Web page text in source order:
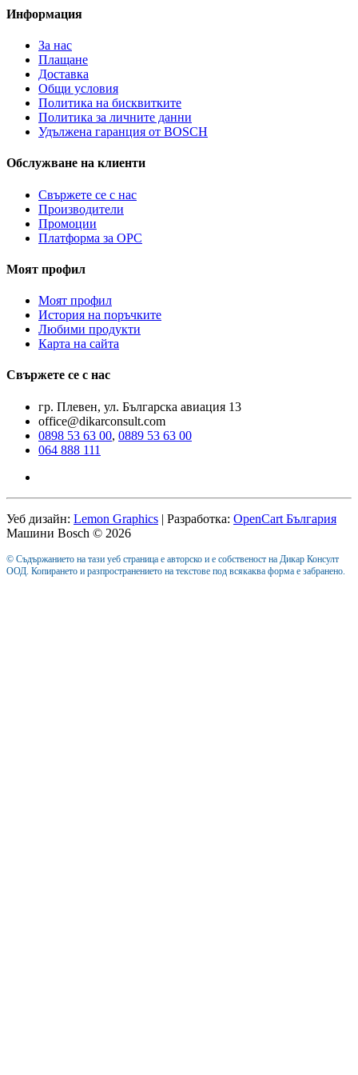
Информация
За нас
Плащане
Доставка
Общи условия
Политика на бисквитките
Политика за личните данни
Удължена гаранция от BOSCH
Обслужване на клиенти
Свържете се с нас
Производители
Промоции
Платформа за ОРС
Моят профил
Моят профил
История на поръчките
Любими продукти
Карта на сайта
Свържете се с нас
гр. Плевен, ул. Българска авиация 13
office@dikarconsult.com
0898 53 63 00, 0889 53 63 00
064 888 111
Уеб дизайн: Lemon Graphics | Разработка: OpenCart България
Машини Bosch © 2026
© Съдържанието на тази уеб страница е авторско и е собственост на Дикар Консулт
ООД. Копирането и разпространението на текстове под всякаква форма е забранено.